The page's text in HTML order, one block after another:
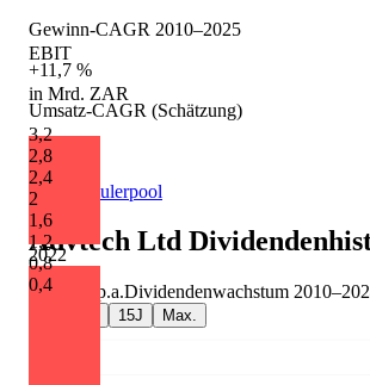
2022
EBIT
in Mrd. ZAR
3,2
2,8
2,4
2
1,6
1,2
0,8
0,4
Gewinn-CAGR 2010–2025
+11,7 %
Umsatz-CAGR (Schätzung)
+9,7 %
Quelle: Eulerpool
Advtech Ltd
+11,0 % p.a.Dividendenwachstum 2010–
15J Max.